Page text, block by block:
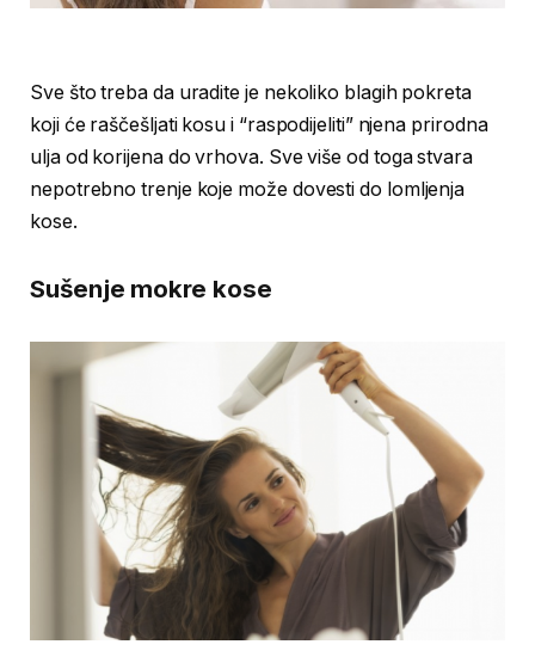
Sve što treba da uradite je nekoliko blagih pokreta
koji će raščešljati kosu i “raspodijeliti” njena prirodna
ulja od korijena do vrhova. Sve više od toga stvara
nepotrebno trenje koje može dovesti do lomljenja
kose.
Sušenje mokre kose